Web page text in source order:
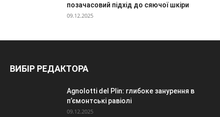
позачасовий підхід до сяючої шкіри
09.12.2025
ВИБІР РЕДАКТОРА
Agnolotti del Plin: глибоке занурення в
п’ємонтські равіолі
09.12.2025